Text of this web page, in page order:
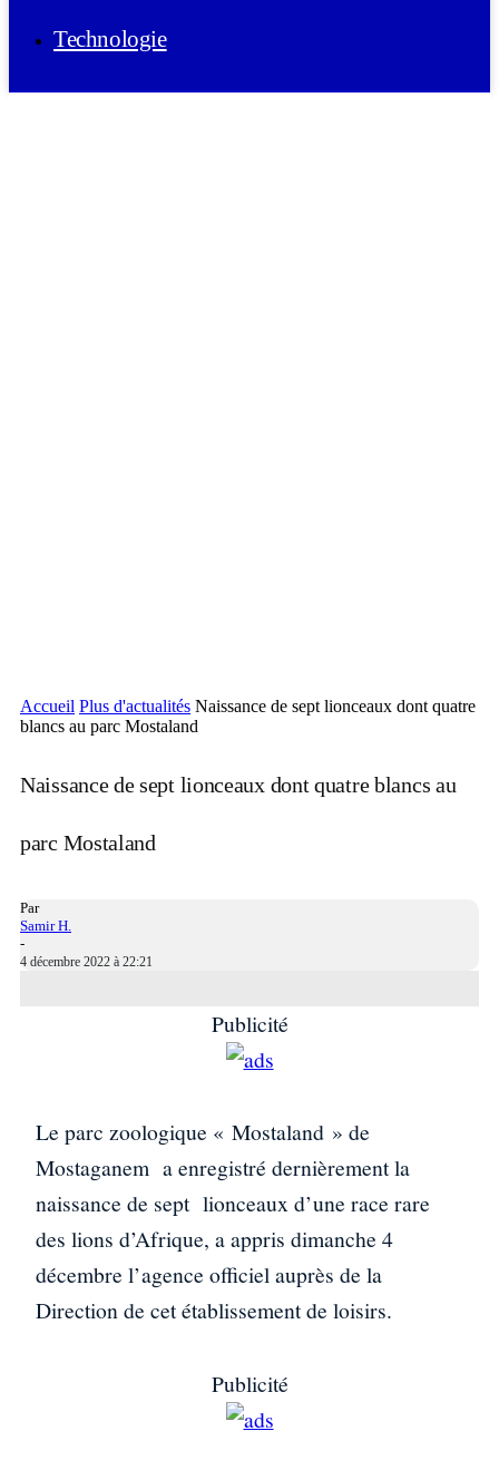
Technologie
Accueil Plus d'actualités Naissance de sept lionceaux dont quatre
blancs au parc Mostaland
Naissance de sept lionceaux dont quatre blancs au
parc Mostaland
Par
Samir H.
-
4 décembre 2022 à 22:21
Publicité
Le parc zoologique « Mostaland » de
Mostaganem a enregistré dernièrement la
naissance de sept lionceaux d’une race rare
des lions d’Afrique, a appris dimanche 4
décembre l’agence officiel auprès de la
Direction de cet établissement de loisirs.
Publicité